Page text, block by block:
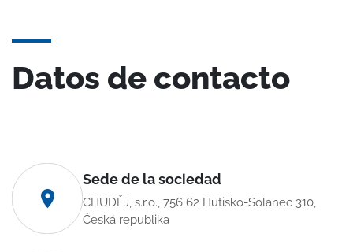
Datos de contacto
Sede de la sociedad
CHUDĚJ, s.r.o., 756 62 Hutisko-Solanec 310,
Česká republika